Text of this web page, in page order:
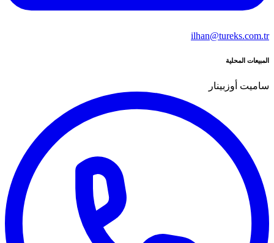
ilhan@tureks.com.tr
المبيعات المحلية
ساميت أوزبينار